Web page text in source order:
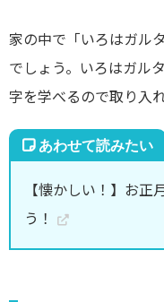
家の中で「いろはガル
でしょう。いろはガル
字を学べるので取り入
【懐かしい！】お
う！